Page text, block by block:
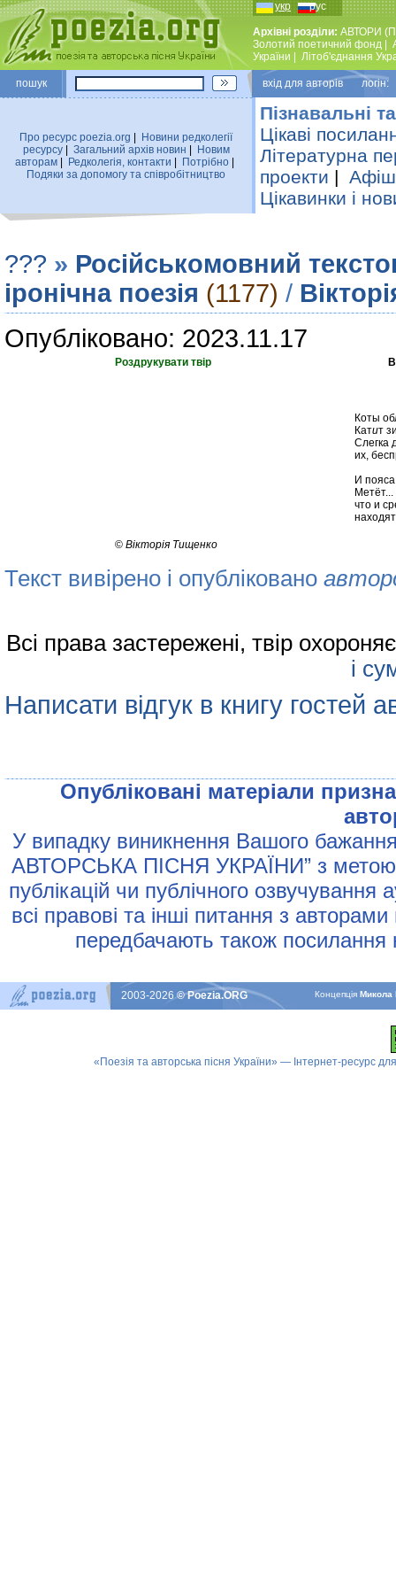
укр рус
Архівні розділи: АВТОРИ
Золотий поетичний фонд
України
Лiтоб'єднання
пошук вхiд для авторiв логін:
Про ресурс poezia.org
Новини редколегiї
ресурсу| Загальний архiв новин
Новим
авторам
Редколегiя, контакти Потрiбно
Подяки за допомогу та співробітництво
Пізнавальні
Цікаві
Літературна
проекти |
Цікавинки і
??? » Російськомовний
іронічна поезія (1177) /
Опубліковано: 2023.11.17
Роздрукувати твір
Коты
Катит
Слегка
их,
И
что и
© Вiкторiя Тищенко
Текст вивірено і опубліковано
Всі права застережені, твір
і
Написати відгук в книгу гостей
Опублiкованi матерiали
У випадку виникнення Вашого
АВТОРСЬКА ПIСНЯ УКРАЇНИ” з метою
публiкацiй чи публiчного
всi правовi та iншi питання з
передбачають також
КонцепцiяМикола
2003-2026© Poezia.ORG
«Поезія та авторська пісня України» — Інтернет-ресурс